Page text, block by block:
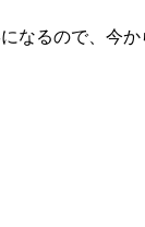
なるので、今